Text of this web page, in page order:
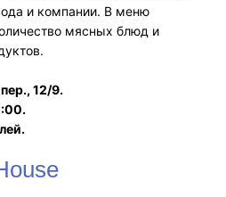
и компании. В меню
мясных блюд и
12/9.